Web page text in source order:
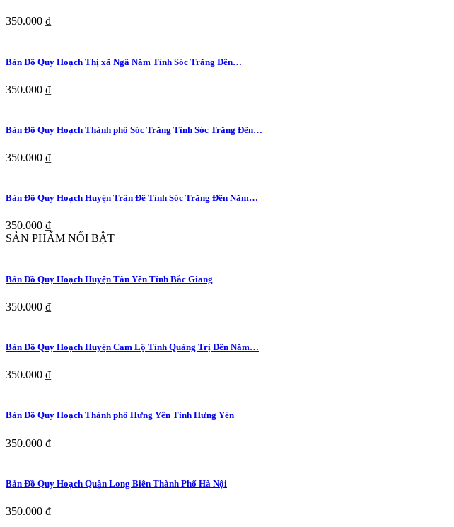
350.000 ₫
Bản Đồ Quy Hoạch Thị xã Ngã Năm Tỉnh Sóc Trăng Đến…
350.000 ₫
Bản Đồ Quy Hoạch Thành phố Sóc Trăng Tỉnh Sóc Trăng Đến…
350.000 ₫
Bản Đồ Quy Hoạch Huyện Trần Đề Tỉnh Sóc Trăng Đến Năm…
350.000 ₫
SẢN PHẨM NỔI BẬT
Bản Đồ Quy Hoạch Huyện Tân Yên Tỉnh Bắc Giang
350.000 ₫
Bản Đồ Quy Hoạch Huyện Cam Lộ Tỉnh Quảng Trị Đến Năm…
350.000 ₫
Bản Đồ Quy Hoạch Thành phố Hưng Yên Tỉnh Hưng Yên
350.000 ₫
Bản Đồ Quy Hoạch Quận Long Biên Thành Phố Hà Nội
350.000 ₫